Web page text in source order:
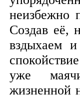
неизбежно
Создав её,
вздыхаем
уже
жизненной